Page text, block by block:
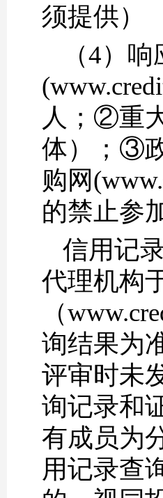
须提供）
（4）
人；②重
体）；③
购网
的禁止参
信用记
代理机构
（
询结果为
评审时未
询记录和
有成员为
用记录查